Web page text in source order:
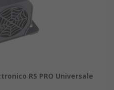
RS PRO Universale